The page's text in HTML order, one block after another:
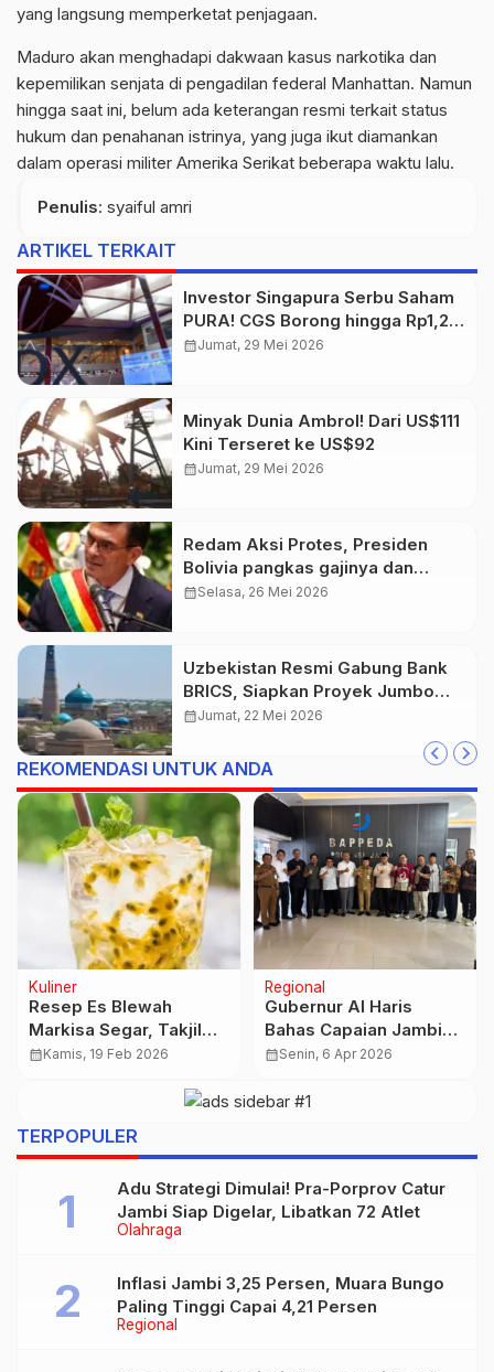
yang langsung memperketat penjagaan.
Maduro akan menghadapi dakwaan kasus narkotika dan
kepemilikan senjata di pengadilan federal Manhattan. Namun
hingga saat ini, belum ada keterangan resmi terkait status
hukum dan penahanan istrinya, yang juga ikut diamankan
dalam operasi militer Amerika Serikat beberapa waktu lalu.
Penulis: syaiful amri
ARTIKEL TERKAIT
Investor Singapura Serbu Saham
PURA! CGS Borong hingga Rp1,2
Miliar
calendar_monthJumat, 29 Mei 2026
Minyak Dunia Ambrol! Dari US$111
Kini Terseret ke US$92
calendar_monthJumat, 29 Mei 2026
Redam Aksi Protes, Presiden
Bolivia pangkas gajinya dan
kabinet
calendar_monthSelasa, 26 Mei 2026
Uzbekistan Resmi Gabung Bank
BRICS, Siapkan Proyek Jumbo
Rp79,7 Triliun
calendar_monthJumat, 22 Mei 2026
REKOMENDASI UNTUK ANDA
Properti
Sertifikat Tanah Hilang?
Jangan Panik, Anda
Bisa Datangi Pejabat Ini
calendar_monthSenin, 29 Des 2025
Nasional
ESDM Ungkap Alasan
RKAB 2026 Perusahaan
Tambang Belum Terbit
calendar_monthSelasa, 6 Jan 2026
TERPOPULER
Olahraga
Adu Strategi Dimulai! Pra-Porprov Catur
Jambi Siap Digelar, Libatkan 72 Atlet
Regional
Inflasi Jambi 3,25 Persen, Muara Bungo
Paling Tinggi Capai 4,21 Persen